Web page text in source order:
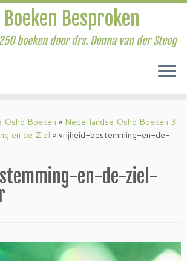
Boeken Besproken
boeken door drs. Donna van der Steeg
Osho Boeken » Nederlandse Osho Boeken 3
en de Ziel » vrijheid-bestemming-en-de-
en-de-ziel-